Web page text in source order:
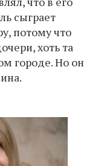
сыграет
потому что
хоть та
городе. Но он